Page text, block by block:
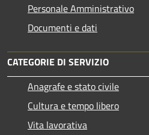
Personale Amministrativo
Documenti e dati
CATEGORIE DI SERVIZIO
Anagrafe e stato civile
Cultura e tempo libero
Vita lavorativa